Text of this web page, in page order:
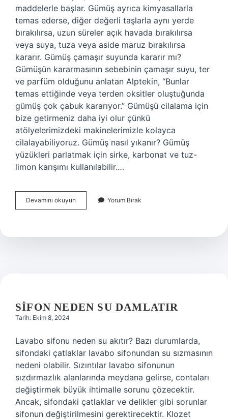
maddelerle başlar. Gümüş ayrıca kimyasallarla
temas ederse, diğer değerli taşlarla aynı yerde
bırakılırsa, uzun süreler açık havada bırakılırsa
veya suya, tuza veya aside maruz bırakılırsa
kararır. Gümüş çamaşır suyunda kararır mı?
Gümüşün kararmasının sebebinin çamaşır suyu, ter
ve parfüm olduğunu anlatan Alptekin, “Bunlar
temas ettiğinde veya terden oksitler oluştuğunda
gümüş çok çabuk kararıyor.” Gümüşü cilalama için
bize getirmeniz daha iyi olur çünkü
atölyelerimizdeki makinelerimizle kolayca
cilalayabiliyoruz. Gümüş nasıl yıkanır? Gümüş
yüzükleri parlatmak için sirke, karbonat ve tuz-
limon karışımı kullanılabilir.…
Devamını okuyun
Su
Mı
Yorum Bırak
SIFON NEDEN SU DAMLATIR
Tarih: Ekim 8, 2024
Lavabo sifonu neden su akıtır? Bazı durumlarda,
sifondaki çatlaklar lavabo sifonundan su sızmasının
nedeni olabilir. Sızıntılar lavabo sifonunun
sızdırmazlık alanlarında meydana gelirse, contaları
değiştirmek büyük ihtimalle sorunu çözecektir.
Ancak, sifondaki çatlaklar ve delikler gibi sorunlar
sifonun değiştirilmesini gerektirecektir. Klozet